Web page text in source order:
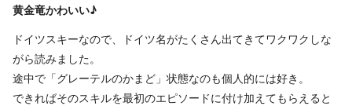
黄金竜かわいい♪
ドイツスキーなので、ドイツ名がたくさん出てきてワクワクしな
がら読みました。
途中で「グレーテルのかまど」状態なのも個人的には好き。
できればそのスキルを最初のエピソードに付け加えてもらえると